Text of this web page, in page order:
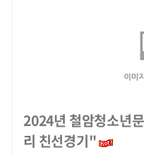
2024년 철암청소년
리 친선경기"